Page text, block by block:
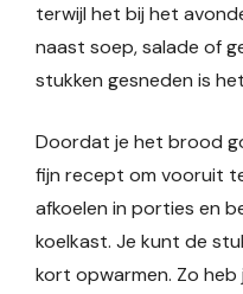
terwijl het bij het
naast soep, salade of
stukken gesneden is
Doordat je het brood
fijn recept om vooruit
afkoelen in porties en
koelkast. Je kunt de
kort opwarmen. Zo heb